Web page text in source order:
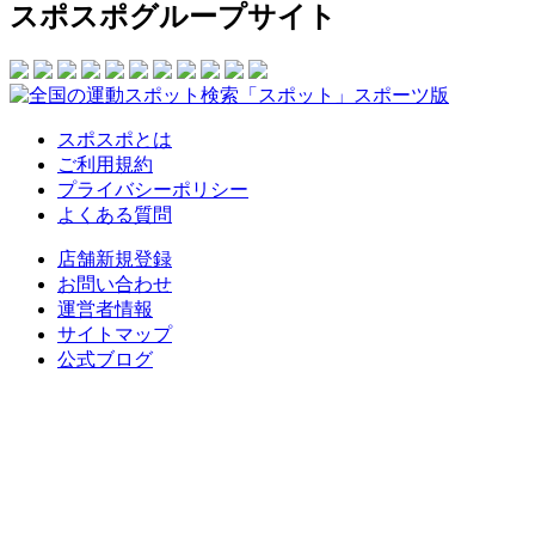
スポスポグループサイト
スポスポとは
ご利用規約
プライバシーポリシー
よくある質問
店舗新規登録
お問い合わせ
運営者情報
サイトマップ
公式ブログ